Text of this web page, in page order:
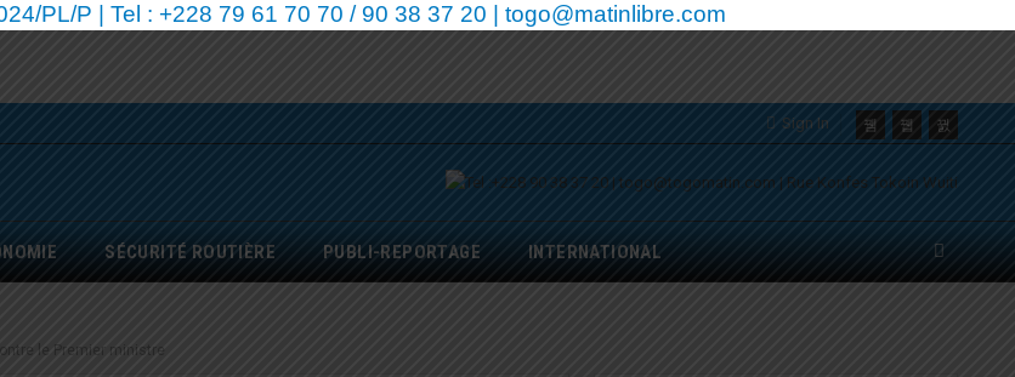
PL/P | Tel : +228 79 61 70 70 / 90 38 37 20 | togo@matinlibre.com
Sign In
SÉCURITÉ ROUTIÈRE PUBLI-REPORTAGE INTERNATIONAL
le Premier ministre